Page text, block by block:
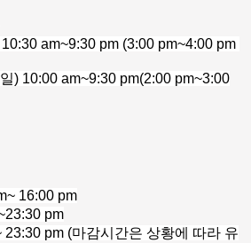
am~9:30 pm (3:00 pm~4:00 pm
am~9:30 pm(2:00 pm~3:00
16:00 pm
pm
(마감시간은 상황에 따라 유